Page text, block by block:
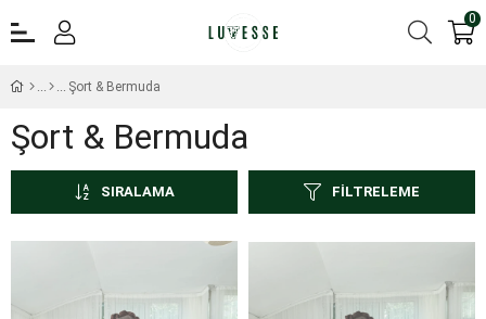
0
Şort & Bermuda
Şort & Bermuda
FILTRELEME
SIRALAMA